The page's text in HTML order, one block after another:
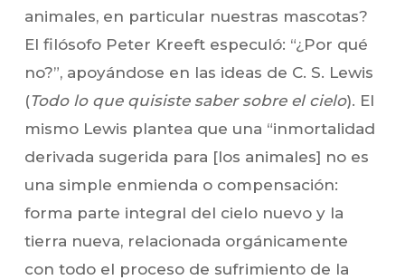
animales, en particular nuestras mascotas?
El filósofo Peter Kreeft especuló: “¿Por qué
no?”, apoyándose en las ideas de C. S. Lewis
(Todo lo que quisiste saber sobre el cielo). El
mismo Lewis plantea que una “inmortalidad
derivada sugerida para [los animales] no es
una simple enmienda o compensación:
forma parte integral del cielo nuevo y la
tierra nueva, relacionada orgánicamente
con todo el proceso de sufrimiento de la